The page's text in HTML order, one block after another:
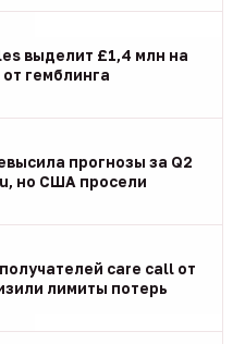
выделит £1,4 млн на
гемблинга
прогнозы за Q2
но США просели
care call от
лимиты потерь